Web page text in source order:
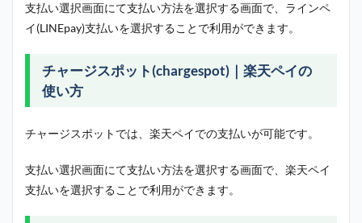
支払い選択画面にて支払い方法を選択する画面で、ラインペ
イ(LINEpay)支払いを選択することで利用ができます。
チャージスポット(chargespot)｜楽天ペイの
使い方
チャージスポットでは、楽天ペイでの支払いが可能です。
支払い選択画面にて支払い方法を選択する画面で、楽天ペイ
支払いを選択することで利用ができます。